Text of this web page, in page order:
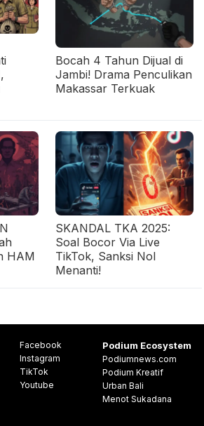
Bocah 4 Tahun Dijual di
Jambi! Drama Penculikan
Makassar Terkuak
HAM
SKANDAL TKA 2025:
Soal Bocor Via Live
TikTok, Sanksi Nol
Menanti!
Facebook
Instagram
TikTok
Youtube
Podium Ecosystem
Podiumnews.com
Podium Kreatif
Urban Bali
Menot Sukadana